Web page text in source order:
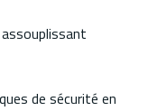
de sécurité en